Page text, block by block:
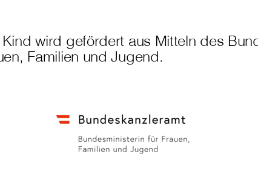
wird gefördert aus Mitteln des
Familien und Jugend.